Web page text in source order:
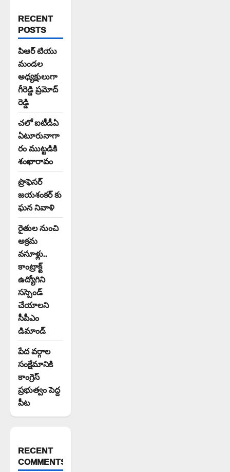
RECENT
POSTS
పిఆర్ టియు
మండల
అధ్యక్షులుగా
గీరెడ్డి ప్రమోద్
రెడ్డి
చలో ఐటీడీఏ
ఏటూరునాగా
రం ముట్టడికి
శంఖారావం
ప్రొఫెసర్
జయశంకర్ కు
ఘన నివాళి
రైతుల నుంచి
అక్రమ
వసూళ్లు..
కాంట్రాక్ట్
ఉద్యోగిని
సస్పెండ్
చేయాలని
సీపీఎం
డిమాండ్
పేద వర్గాల
సంక్షేమానికి
కాంగ్రెస్
ప్రభుత్వం పెద్ద
పీట
RECENT
COMMENTS